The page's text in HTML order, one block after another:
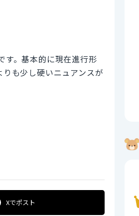
す。基本的に現在進行形
も少し硬いニュアンスが
Xでポスト